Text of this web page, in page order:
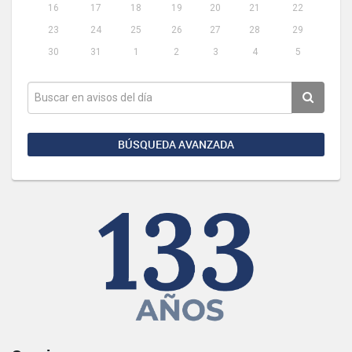
16
17 18 19 20 21
22
23
24 25 26 27 28
29
30
31 1 2 3 4 5
BÚSQUEDA AVANZADA